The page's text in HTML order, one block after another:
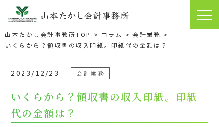
いくらから？領収書の収入印紙。印紙代の金額は？｜難波の税理士
【山本たかし会計事務所】クラウド会計・相談無料
山本たかし会計事務所TOP コラム
会計業務
いくらから？領収書の収入印紙。印紙代の金額は？
2023/12/23 会計業務
いくらから？領収書の収入印紙。印紙
代の金額は？